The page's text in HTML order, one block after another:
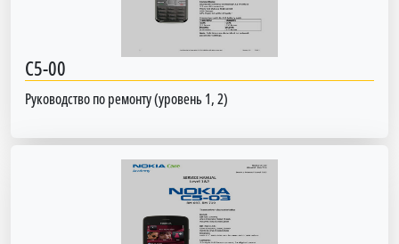
C5-00
Руководство по ремонту (уровень 1, 2)